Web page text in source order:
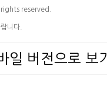
reserved.
니다.
일 버전으로 보기